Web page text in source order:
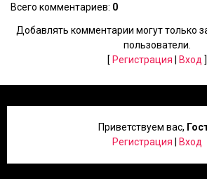
Всего комментариев: 0
Добавлять комментарии могут только
пользователи.
[ Регистрация Вход ]
Приветствуем вас,
Регистрация
Вход